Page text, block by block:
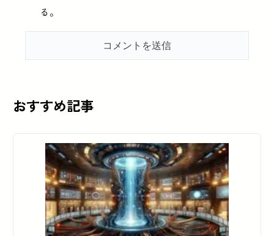
る。
おすすめ記事